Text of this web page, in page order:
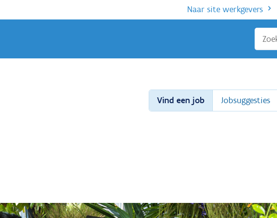
Naar site werkgevers
Sluiten
Vind een job Jobsuggesties